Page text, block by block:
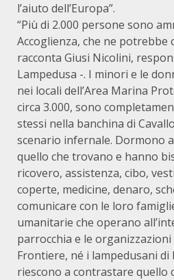
l’aiuto dell’Europa”.
“Più di 2.000 persone sono
Accoglienza, che ne potrebbe
racconta Giusi Nicolini,
Lampedusa -. I minori e le
nei locali dell’Area Marina
circa 3.000, sono
stessi nella banchina di
scenario infernale. Dormono
quello che trovano e hanno
ricovero, assistenza, cibo,
coperte, medicine, denaro,
comunicare con le loro
umanitarie che operano
parrocchia e le organizzazioni
Frontiere, né i lampedusani
riescono a contrastare quello